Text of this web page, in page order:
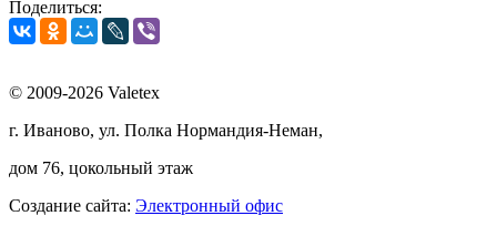
Поделиться:
© 2009-2026 Valetex
г. Иваново, ул. Полка Нормандия-Неман,
дом 76, цокольный этаж
Создание сайта: Электронный офис